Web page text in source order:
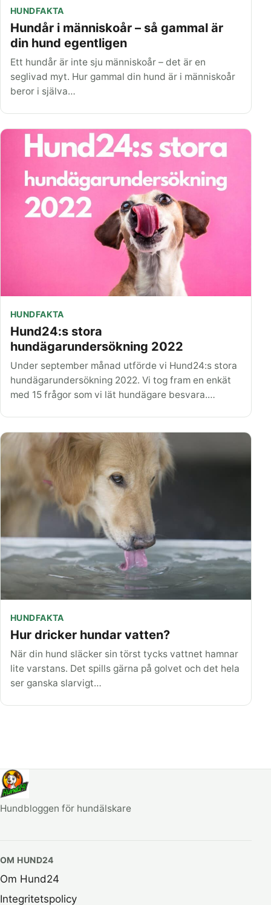
HUNDFAKTA
Hundår i människoår – så gammal är
din hund egentligen
Ett hundår är inte sju människoår – det är en
seglivad myt. Hur gammal din hund är i människoår
beror i själva…
HUNDFAKTA
Hund24:s stora
hundägarundersökning 2022
Under september månad utförde vi Hund24:s stora
hundägarundersökning 2022. Vi tog fram en enkät
med 15 frågor som vi lät hundägare besvara.…
HUNDFAKTA
Hur dricker hundar vatten?
När din hund släcker sin törst tycks vattnet hamnar
lite varstans. Det spills gärna på golvet och det hela
ser ganska slarvigt…
Hundbloggen för hundälskare
OM HUND24
Om Hund24
Integritetspolicy